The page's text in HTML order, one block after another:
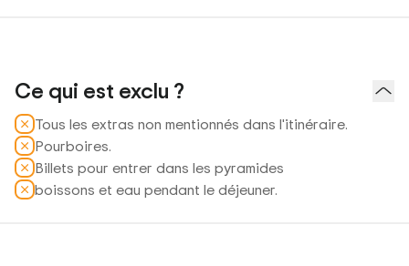
Ce qui est exclu ?
Tous les extras non mentionnés dans l'itinéraire.
Pourboires.
Billets pour entrer dans les pyramides
boissons et eau pendant le déjeuner.